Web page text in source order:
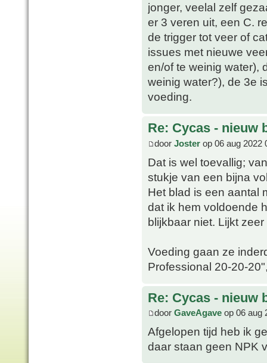
jonger, veelal zelf
er 3 veren uit, een C.
de trigger tot veer of
issues met nieuwe
en/of te weinig water),
weinig water?), de 3e
voeding.
Re: Cycas - nieuw
door Joster op 06 aug 2022
Dat is wel toevallig;
stukje van een bijna
Het blad is een aantal
dat ik hem voldoende
blijkbaar niet. Lijkt
Voeding gaan ze
Professional 20-20-
Re: Cycas - nieuw
door GaveAgave op 06 aug
Afgelopen tijd heb ik
daar staan geen NPK